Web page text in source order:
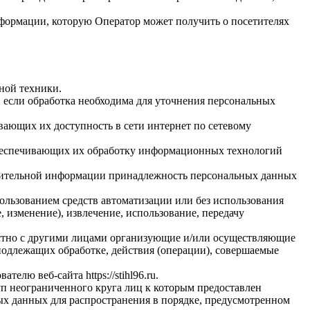
которую Оператор может получить о посетителях
техники.
обработка необходима для уточнения персональных
их доступность в сети интернет по сетевому
их обработку информационных технологий
информации принадлежность персональных данных
средств автоматизации или без использования
извлечение, использование, передачу
с другими лицами организующие и/или осуществляющие
обработке, действия (операции), совершаемые
веб-сайта https://stihl96.ru.
круга лиц к которым предоставлен
данных для распространения в порядке, предусмотренном